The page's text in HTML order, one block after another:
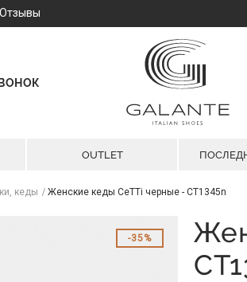
Отзывы
OUTLET
кеды Женские кеды CeTTi черные - CT1345n
35%